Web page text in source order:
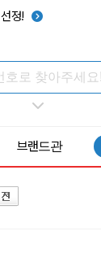
선정!
브랜드관